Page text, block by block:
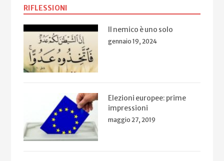
RIFLESSIONI
Il nemico è uno solo
gennaio 19, 2024
Elezioni europee: prime
impressioni
maggio 27, 2019